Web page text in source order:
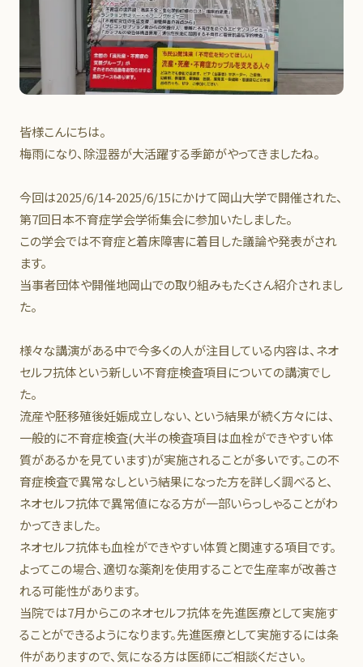
皆様こんにちは。
梅雨になり、除湿器が大活躍する季節がやってきましたね。
今回は2025/6/14-2025/6/15にかけて岡山大学で開催された、
第7回日本不育症学会学術集会に参加いたしました。
この学会では不育症と着床障害に着目した議論や発表がされ
ます。
当事者団体や開催地岡山での取り組みもたくさん紹介されまし
た。
様々な講演がある中で今多くの人が注目している内容は、ネオ
セルフ抗体という新しい不育症検査項目についての講演でし
た。
流産や胚移殖後妊娠成立しない、という結果が続く方々には、
一般的に不育症検査(大半の検査項目は血栓ができやすい体
質があるかを見ています)が実施されることが多いです。この不
育症検査で異常なしという結果になった方を詳しく調べると、
ネオセルフ抗体で異常値になる方が一部いらっしゃることがわ
かってきました。
ネオセルフ抗体も血栓ができやすい体質と関連する項目です。
よってこの場合、適切な薬剤を使用することで生産率が改善さ
れる可能性があります。
当院では7月からこのネオセルフ抗体を先進医療として実施す
ることができるようになります。先進医療として実施するには条
件がありますので、気になる方は医師にご相談ください。